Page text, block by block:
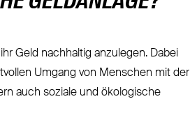
Geld nachhaltig anzulegen. Dabei
Umgang von Menschen mit der
auch soziale und ökologische